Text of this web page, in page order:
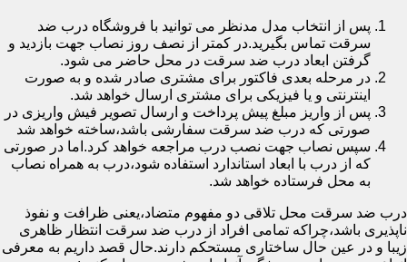
پس از انتخاب مدل مدنظر می توانید با فروشگاه درب ضد
سرقت تماس بگیرید.در کمتر از نصف روز نصاب جهت بازدید و
گرفتن ابعاد درب ضد سرقت در محل حاضر می شود.
در مرحله بعدی فاکتور برای مشتری صادر شده و به صورت
اینترنتی و یا فیزیکی برای مشتری ارسال خواهد شد.
پس از واریز مبلغ پیش پرداخت و ارسال تصویر فیش واریزی در
صورتی که درب ضد سرقت سفارشی باشد،ساخته خواهد شد
سپس نصاب جهت نصب درب مراجعه خواهد کرد.اما در صورتی
که از درب با ابعاد استاندارد استفاده شود،درب به همراه نصاب
به محل فرستاده خواهد شد.
درب ضد سرقت محل تلاقی دو مفهوم متضاد،یعنی ظرافت و نفوذ
ناپذیری باشد،چراکه تمامی افراد از درب ضد سرقت انتظار ظاهری
زیبا و در عین حال ساختاری مستحکم دارند.حال قصد داریم به معرفی